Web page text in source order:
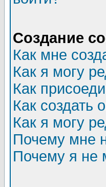
Создание
Как мне
Как я могу
Как
Как создать
Как я могу
Почему мне
Почему я не